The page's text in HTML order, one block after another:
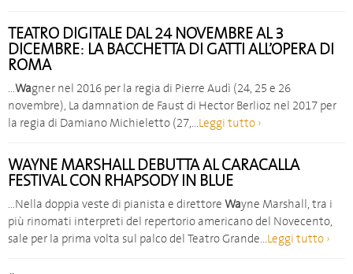
TEATRO DIGITALE DAL 24 NOVEMBRE AL 3
DICEMBRE: LA BACCHETTA DI GATTI ALL’OPERA DI
ROMA
…Wagner nel 2016 per la regia di Pierre Audì (24, 25 e 26
novembre), La damnation de Faust di Hector Berlioz nel 2017 per
la regia di Damiano Michieletto (27,…Leggi tutto ›
WAYNE MARSHALL DEBUTTA AL CARACALLA
FESTIVAL CON RHAPSODY IN BLUE
…Nella doppia veste di pianista e direttore Wayne Marshall, tra i
più rinomati interpreti del repertorio americano del Novecento,
sale per la prima volta sul palco del Teatro Grande…Leggi tutto ›